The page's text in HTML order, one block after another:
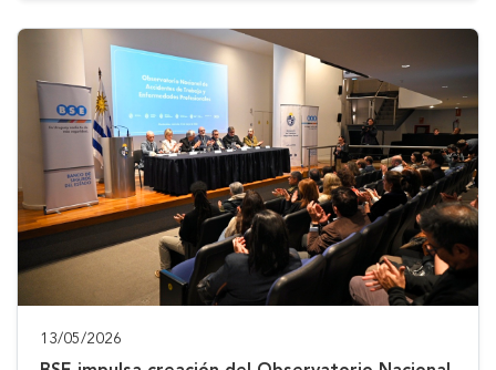
13/05/2026